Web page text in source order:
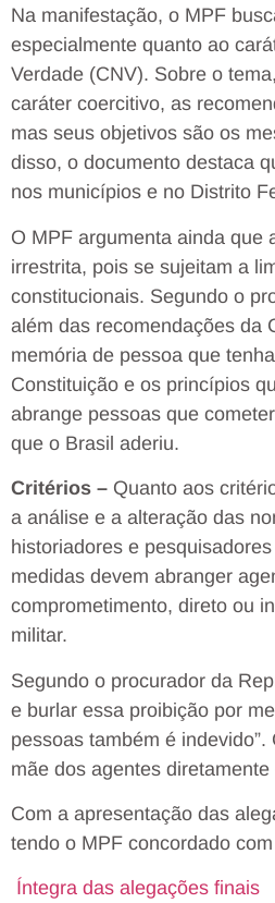
Na manifestação, o MPF
especialmente quanto ao
Verdade (CNV). Sobre o
caráter coercitivo, as
mas seus objetivos são os
disso, o documento destaca
nos municípios e no Distrito
O MPF argumenta ainda que
irrestrita, pois se sujeitam a
constitucionais. Segundo o
além das recomendações da
memória de pessoa que
Constituição e os princípios
abrange pessoas que
que o Brasil aderiu.
Critérios – Quanto aos
a análise e a alteração das
historiadores e
medidas devem abranger
comprometimento, direto ou
militar.
Segundo o procurador da
e burlar essa proibição por
pessoas também é
mãe dos agentes
Com a apresentação das
tendo o MPF concordado
Íntegra das alegações finais